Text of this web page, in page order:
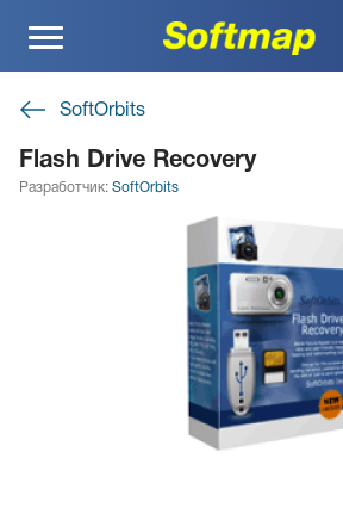
Меню
SoftOrbits
Flash Drive Recovery
Разработчик: SoftOrbits